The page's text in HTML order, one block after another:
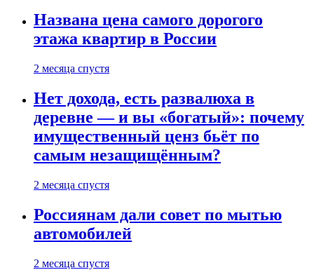
Названа цена самого дорогого
этажа квартир в России
2 месяца спустя
Нет дохода, есть развалюха в
деревне — и вы «богатый»: почему
имущественный ценз бьёт по
самым незащищённым?
2 месяца спустя
Россиянам дали совет по мытью
автомобилей
2 месяца спустя